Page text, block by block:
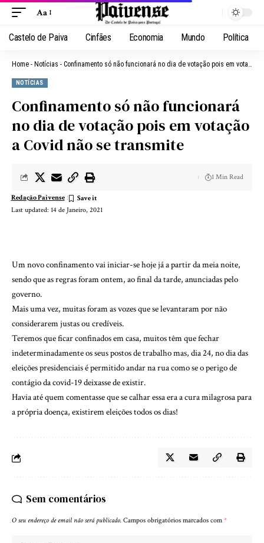
Aa
Castelo de Paiva Cinfães Economia Mundo Política
Home - Notícias - Confinamento só não funcionará no dia de votação pois em votação a Covid não se transmite
NOTÍCIAS
Confinamento só não funcionará
no dia de votação pois em votação
a Covid não se transmite
Last updated: 14 de Janeiro, 2021
Redação Paivense
1 Min Read
Um novo confinamento vai iniciar-se hoje já a partir da meia noite,
sendo que as regras foram ontem, ao final da tarde, anunciadas pelo
governo.
Mais uma vez, muitas foram as vozes que se levantaram por não
considerarem justas ou credíveis.
Teremos que ficar confinados em casa, muitos têm que fechar
indeterminadamente os seus postos de trabalho mas, dia 24, no dia das
eleições presidenciais é permitido andar na rua como se o perigo de
contágio da covid-19 deixasse de existir.
Havia até quem comentasse que se calhar essa era a cura milagrosa para
a própria doença, existirem eleições todos os dias!
Sem comentários
O seu endereço de email não será publicado. Campos obrigatórios marcados com *